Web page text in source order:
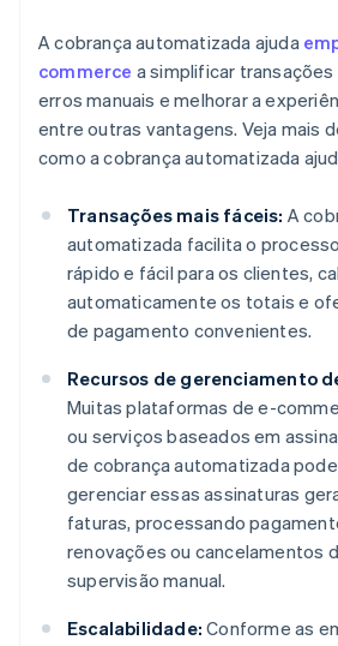
A cobrança automatizada ajuda
commerce a simplificar
erros manuais e melhorar a
entre outras vantagens. Veja mais
como a cobrança automatizada
Transações mais fáceis: A
automatizada facilita o
rápido e fácil para os clientes,
automaticamente os totais e
de pagamento convenientes.
Recursos de gerenciamento
Muitas plataformas de e-
ou serviços baseados em
de cobrança automatizada
gerenciar essas assinaturas
faturas, processando
renovações ou cancelamentos
supervisão manual.
Escalabilidade: Conforme as